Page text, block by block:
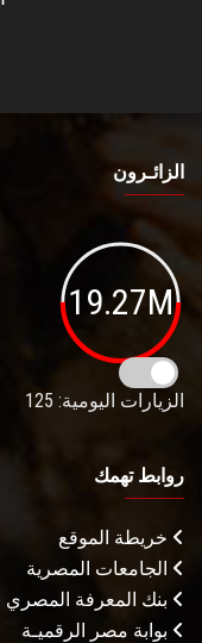
الزائـرون
19.27M
الزيارات اليومية: 125
روابط تهمك
خريطة الموقع
الجامعات المصرية
بنك المعرفة المصري
بوابة مصر الرقميـة